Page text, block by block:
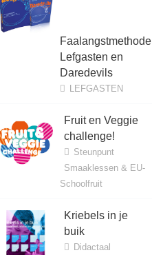
Faalangstmethode
Lefgasten en
Daredevils
LEFGASTEN
Fruit en Veggie
challenge!
Steunpunt
Smaaklessen & EU-
Schoolfruit
Kriebels in je
buik
Didactaal